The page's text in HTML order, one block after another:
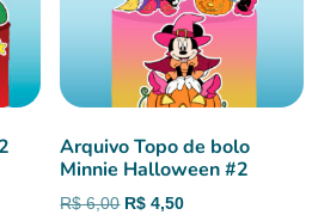
Arquivo Topo de bolo
Minnie Halloween #2
R$6,00 O
R$ 4,50O